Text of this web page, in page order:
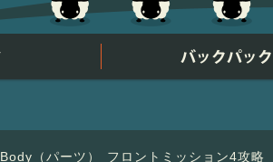
Body（パーツ） フロントミッション4攻略